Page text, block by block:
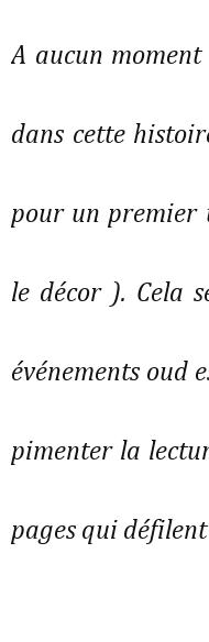
A aucun
dans cette
pour un premier
le décor ). Cela
événements oud
pimenter la
pages qui défilent